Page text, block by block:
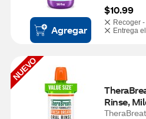
Agregar
$10.99
Recoger -
Entrega
NUEVO
Rinse,